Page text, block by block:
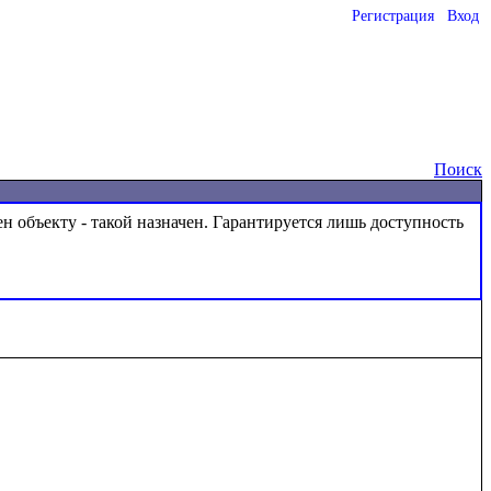
Регистрация Вход
Поиск
объекту - такой назначен. Гарантируется лишь доступность